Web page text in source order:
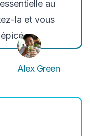
au
la et vous
Alex Green